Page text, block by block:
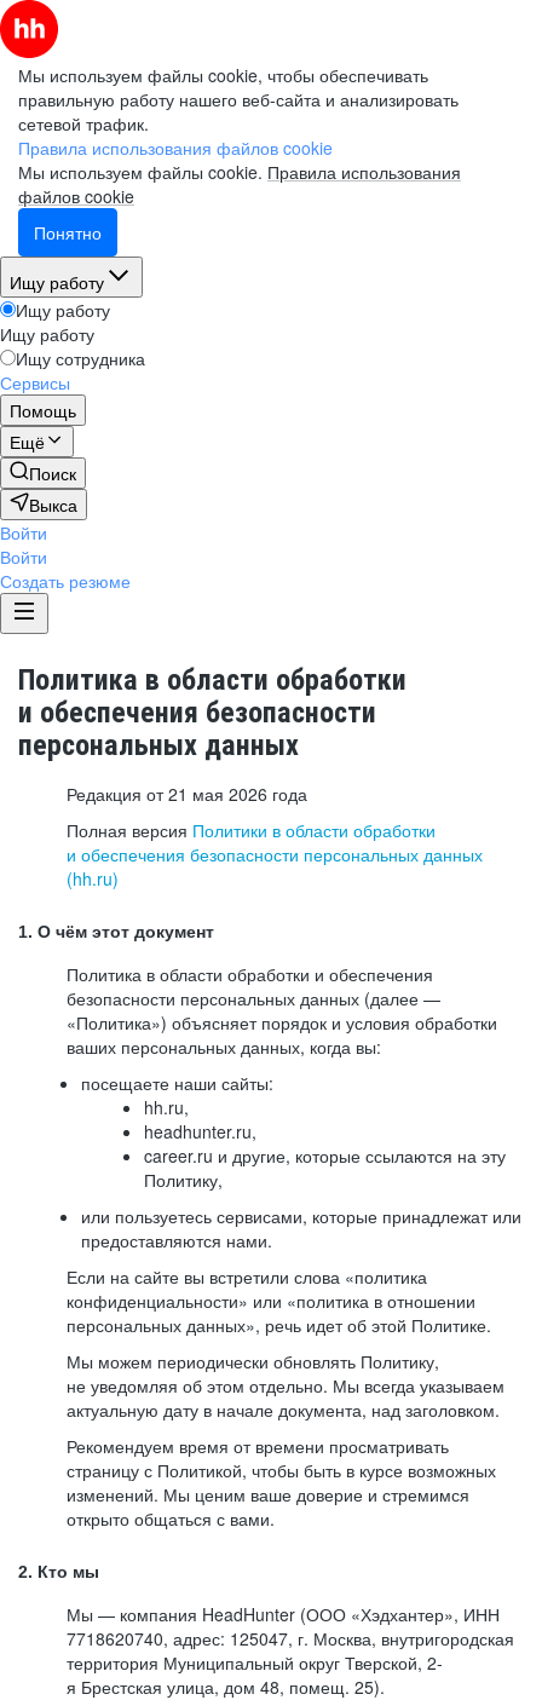
Мы используем файлы cookie, чтобы обеспечивать
правильную работу нашего веб-сайта и анализировать
сетевой трафик.
Правила использования файлов cookie
Мы используем файлы cookie. Правила использования
файлов cookie
Понятно
Ищу работу
Ищу работу
Ищу работу
Ищу сотрудника
Сервисы
Помощь
Ещё
Поиск
Выкса
Войти
Войти
Создать резюме
Политика в области обработки
и обеспечения безопасности
персональных данных
Редакция от 21 мая 2026 года
Полная версия Политики в области обработки
и обеспечения безопасности персональных данных
(hh.ru)
1. О чём этот документ
Политика в области обработки и обеспечения
безопасности персональных данных (далее —
«Политика») объясняет порядок и условия обработки
ваших персональных данных, когда вы:
посещаете наши сайты:
hh.ru,
headhunter.ru,
career.ru и другие, которые ссылаются на эту
Политику,
или пользуетесь сервисами, которые принадлежат или
предоставляются нами.
Если на сайте вы встретили слова «политика
конфиденциальности» или «политика в отношении
персональных данных», речь идет об этой Политике.
Мы можем периодически обновлять Политику,
не уведомляя об этом отдельно. Мы всегда указываем
актуальную дату в начале документа, над заголовком.
Рекомендуем время от времени просматривать
страницу с Политикой, чтобы быть в курсе возможных
изменений. Мы ценим ваше доверие и стремимся
открыто общаться с вами.
2. Кто мы
Мы — компания HeadHunter (ООО «Хэдхантер», ИНН
7718620740, адрес: 125047, г. Москва, внутригородская
территория Муниципальный округ Тверской, 2-
я Брестская улица, дом 48, помещ. 25).